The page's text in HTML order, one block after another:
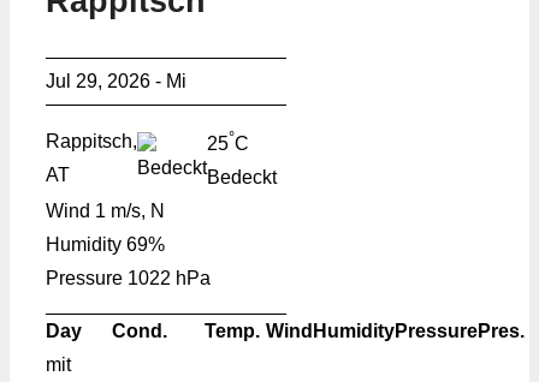
Jul 29, 2026 - Mi
Rappitsch,
AT
25°C
Bedeckt
Wind 1 m/s, N
Humidity 69%
Pressure 1022 hPa
Day Cond. Temp. Wind HumidityPressurePres.
mit